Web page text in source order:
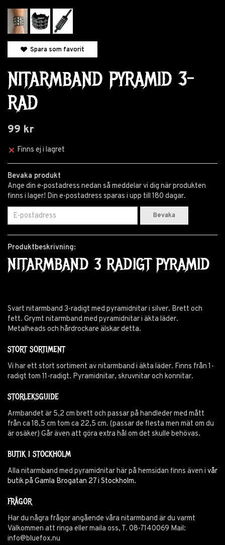
Spara som favorit
NITARMBAND PYRAMID 3-
RAD
99 kr
Finns ej i lagret
Bevaka produkt
Ange din e-postadress nedan så meddelar vi dig när produkten
finns i lager! Din e-postadress sparas i upp till 180 dagar.
Bevaka
Produktbeskrivning:
NITARMBAND 3 RADIGT PYRAMID
Svart nitarmband 3-radigt med pyramidnitar i silver. Brett och
fett. Grymt nitarmband med pyramidnitar i äkta läder.
Metalheads och hårdrockare älskar detta.
STORT SORTIMENT
Vi har ett stort sortiment av nitarmband i äkta läder. Finns från 1-
radigt tom 11-radigt. Pyramidnitar, skruvnitar och konnitar.
STORLEKSGUIDE
Armbandet är 5,2 cm brett och passar på handleder med mått
från ca 18,5 cm tom ca 22,5 cm. (passar de flesta men mät om du
är osäker) Går även att göra extra hål om det skulle behövas.
BUTIK I STOCKHOLM
Alla nitarmband med pyramidnitar här på hemsidan finns även i vår
butik på Gamla Brogatan 27 i Stockholm.
FRÅGOR
Har du några frågor angående våra nitarmband är du varmt
Välkommen att ringa eller maila oss, T. 08-7140069 Mail:
info@bluefox.nu